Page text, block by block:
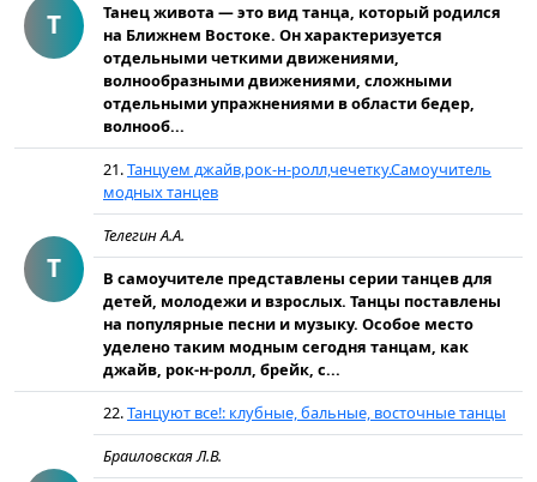
Т
Танец живота — это вид танца, который родился
на Ближнем Востоке. Он характеризуется
отдельными четкими движениями,
волнообразными движениями, сложными
отдельными упражнениями в области бедер,
волнооб...
Т
21.Танцуем джайв,рок-н-ролл,чечетку.Самоучитель
модных танцев
Телегин А.А.
В самоучителе представлены серии танцев для
детей, молодежи и взрослых. Танцы поставлены
на популярные песни и музыку. Особое место
уделено таким модным сегодня танцам, как
джайв, рок-н-ролл, брейк, с...
22.Танцуют все!: клубные, бальные, восточные танцы
Браиловская Л.В.